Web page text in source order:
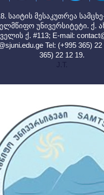
საიტის მესაკუთრეა
უნივერსიტეტი. ქ.
ქ. #113; E-mail:
Tel: (+995 365)
365) 22 12 19.
J.T.